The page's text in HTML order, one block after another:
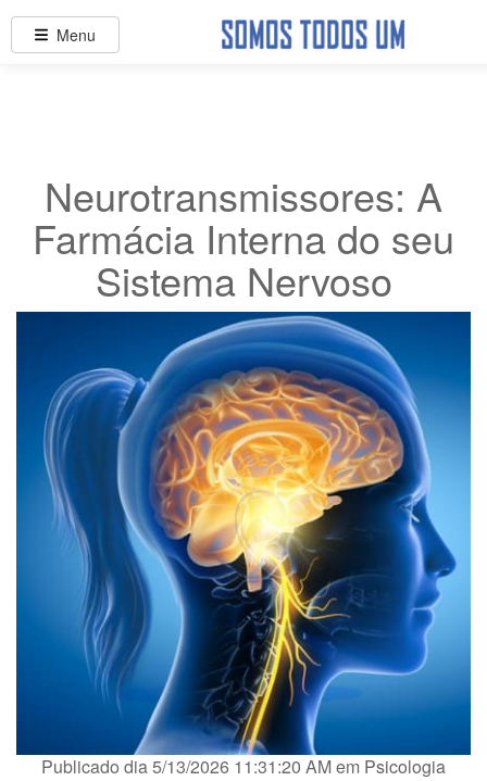
Neurotransmissores: A
Farmácia Interna do seu
Sistema Nervoso
Publicado dia 5/13/2026 11:31:20 AM em Psicologia
Menu